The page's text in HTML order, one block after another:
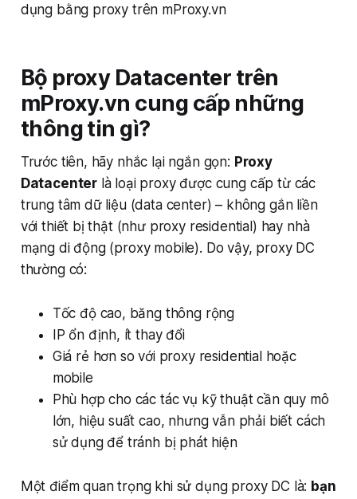
dụng bằng proxy trên mProxy.vn
Bộ proxy Datacenter trên
mProxy.vn cung cấp những
thông tin gì?
Trước tiên, hãy nhắc lại ngắn gọn: Proxy
Datacenter là loại proxy được cung cấp từ các
trung tâm dữ liệu (data center) – không gắn liền
với thiết bị thật (như proxy residential) hay nhà
mạng di động (proxy mobile). Do vậy, proxy DC
thường có:
Tốc độ cao, băng thông rộng
IP ổn định, ít thay đổi
Giá rẻ hơn so với proxy residential hoặc
mobile
Phù hợp cho các tác vụ kỹ thuật cần quy mô
lớn, hiệu suất cao, nhưng vẫn phải biết cách
sử dụng để tránh bị phát hiện
Một điểm quan trọng khi sử dụng proxy DC là: bạn